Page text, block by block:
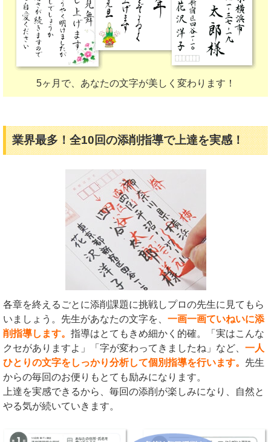
5ヶ月で、あなたの文字が美しく変わります！
業界最多！全10回の添削指導で上達を実感！
各章を終えるごとに添削課題に挑戦しプロの先生に見てもら
いましょう。先生があなたの文字を、 一画一画ていねいに添
削指導します。 指導はとてもきめ細かく的確。「実はこんな
クセがありますよ」「字が変わってきましたね」など、 一人
ひとりの文字をしっかり分析して個別指導を行います。 先生
からの毎回のお便りもとても励みになります。
上達を実感できるから、毎回の添削が楽しみになり、自然と
やる気が続いていきます。